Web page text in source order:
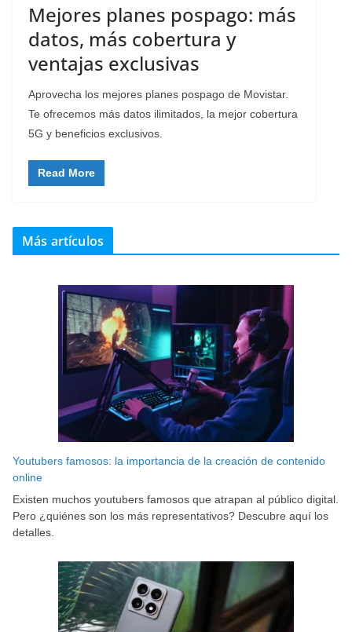
Mejores planes pospago: más
datos, más cobertura y
ventajas exclusivas
Aprovecha los mejores planes pospago de Movistar.
Te ofrecemos más datos ilimitados, la mejor cobertura
5G y beneficios exclusivos.
Read More
Más artículos
Youtubers famosos: la importancia de la creación de contenido
online
Existen muchos youtubers famosos que atrapan al público digital.
Pero ¿quiénes son los más representativos? Descubre aquí los
detalles.